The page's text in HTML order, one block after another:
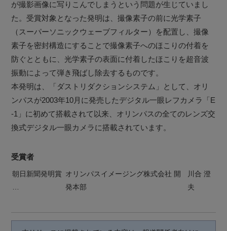
が撮影画像に写りこんでしまうという問題が生じていまし
た。受賞対象となった発明は、撮像素子の前に光学素子
（スーパーソニックウェーブフィルター）を配置し、撮像
素子を密封構造にすることで撮像素子へのほこりの付着を
防ぐとともに、光学素子の表面に付着したほこりを超音波
振動によって弾き飛ばし除去するものです。
本発明は、「ダストリダクションシステム」として、オリ
ンパスが2003年10月に発売したデジタル一眼レフカメラ「E
-1」に初めて搭載されて以来、オリンパスの全てのレンズ交
換式デジタル一眼カメラに搭載されています。
受賞者
朝日新聞発明賞
…
オリンパスイメージング株式会社 開
発本部
川合 澄
夫